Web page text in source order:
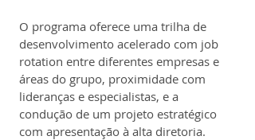
O programa oferece uma trilha de
desenvolvimento acelerado com job
rotation entre diferentes empresas e
áreas do grupo, proximidade com
lideranças e especialistas, e a
condução de um projeto estratégico
com apresentação à alta diretoria.